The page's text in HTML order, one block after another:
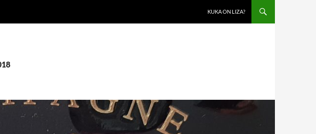
KUKA ON LIZA?